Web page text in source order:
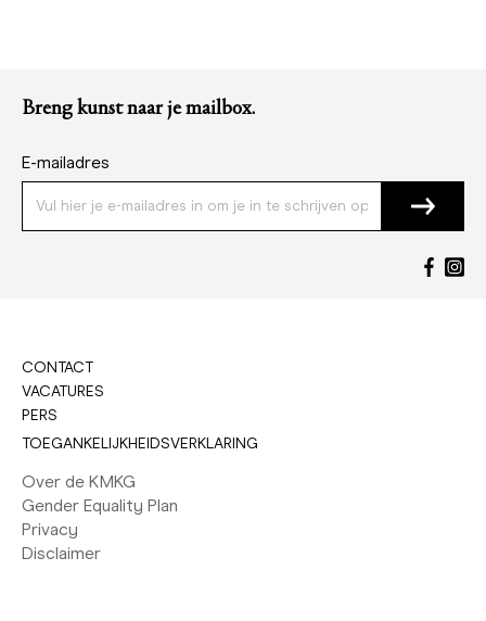
Breng kunst naar je mailbox.
E-mailadres
CONTACT
VACATURES
PERS
TOEGANKELIJKHEIDSVERKLARING
Over de KMKG
Gender Equality Plan
Privacy
Disclaimer